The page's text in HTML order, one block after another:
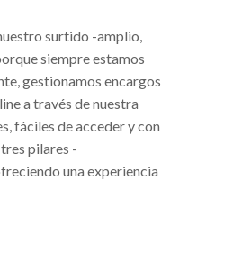
surtido -amplio,
siempre estamos
gestionamos encargos
a través de nuestra
fáciles de acceder y con
pilares -
una experiencia